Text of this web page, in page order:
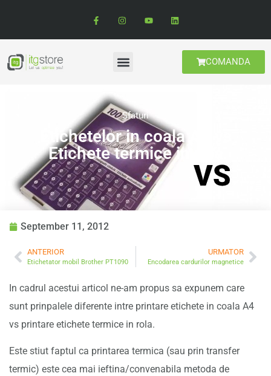
COMANDA
Sfaturi
Etichetelor in coala A4 vs
Etichete termice in rola
September 11, 2012
ANTERIOR
Etichetator mobil Brother PT1090
URMATOR
Encodarea cardurilor magnetice
In cadrul acestui articol ne-am propus sa expunem care
sunt prinpalele diferente intre printare etichete in coala A4
vs printare etichete termice in rola.
Este stiut faptul ca printarea termica (sau prin transfer
termic) este cea mai ieftina/convenabila metoda de